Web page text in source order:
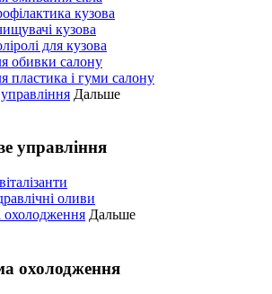
кузова
кузова
для кузова
обивки салону
пластика і гуми салону
Дальше
управління
оливи
охолодження Дальше
охолодження